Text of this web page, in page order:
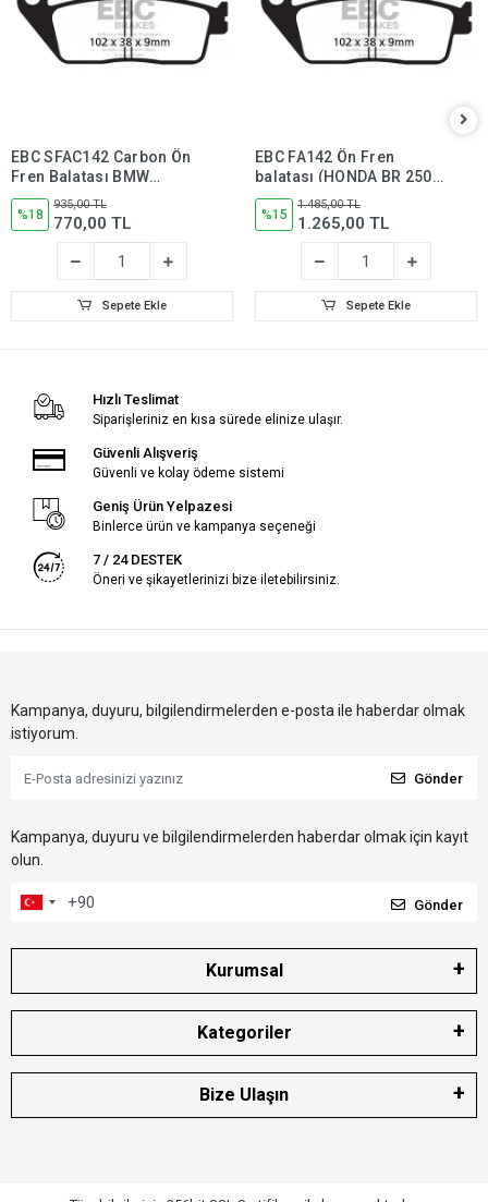
EBC SFAC142 Carbon Ön
Fren Balatası BMW
C600/C650GT, Kawasaki
J300, Kymco Xciting 250
%18
935,00 TL
770,00 TL
Sepete Ekle
EBC FA142 Ön Fren
balatası (HONDA BR 250,
SUZUKİ GW250 Inazuma)
%15
1.485,00 TL
1.265,00 TL
Sepete Ekle
Hızlı Teslimat
Siparişleriniz en kısa sürede elinize ulaşır.
Güvenli Alışveriş
Güvenli ve kolay ödeme sistemi
Geniş Ürün Yelpazesi
Binlerce ürün ve kampanya seçeneği
7 / 24 DESTEK
Öneri ve şikayetlerinizi bize iletebilirsiniz.
Kampanya, duyuru, bilgilendirmelerden e-posta ile haberdar olmak
istiyorum.
Gönder
Kampanya, duyuru ve bilgilendirmelerden haberdar olmak için kayıt
olun.
Gönder
Kurumsal
Kategoriler
Bize Ulaşın